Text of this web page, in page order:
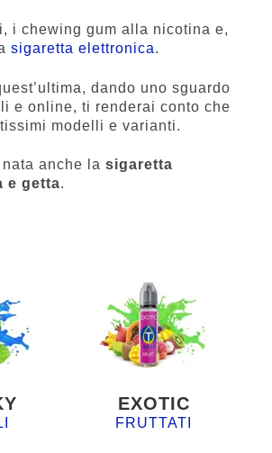
i chewing gum alla nicotina e,
sigaretta elettronica.
dando uno sguardo
e online, ti renderai conto che
modelli e varianti.
anche la sigaretta
e getta.
EXOTIC
FRUTTATI